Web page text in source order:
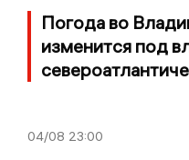
Погода во
изменится под
04/08 23:00